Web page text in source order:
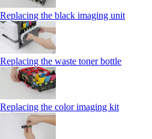
Replacing the black imaging unit
Replacing the waste toner bottle
Replacing the color imaging kit